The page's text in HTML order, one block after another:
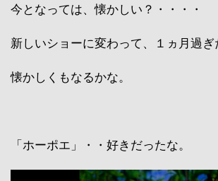
今となっては、懐かしい？・・・・
新しいショーに変わって、１ヵ月過ぎ
懐かしくもなるかな。
「ホーポエ」・・好きだったな。